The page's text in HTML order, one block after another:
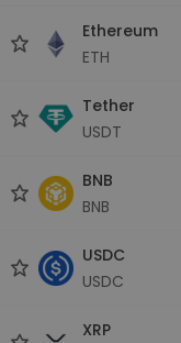
Ethereum
ETH
Tether
USDT
BNB
BNB
USDC
USDC
XRP